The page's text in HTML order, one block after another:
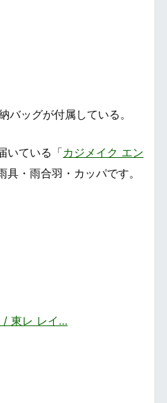
バッグが付属している。
いている「カジメイク エン
・雨合羽・カッパです。
/ 東レ レイ…